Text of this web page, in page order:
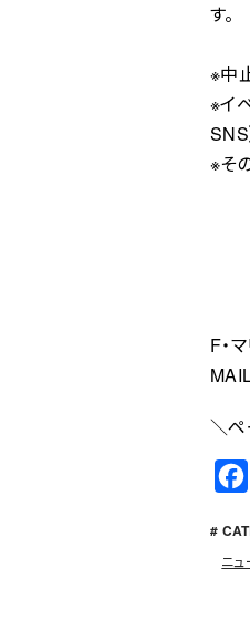
※中
※イ
SNS
※そ
F・
＼ペ
#
ニュ